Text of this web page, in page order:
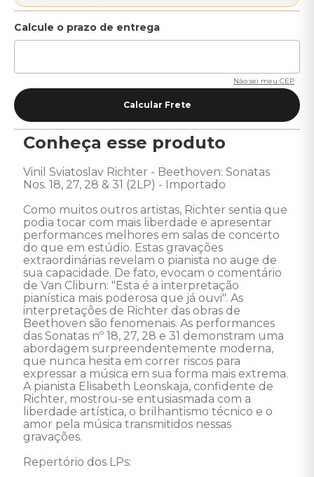
Não sei meu CEP
Conheça esse produto
Vinil Sviatoslav Richter - Beethoven: Sonatas
Nos. 18, 27, 28 & 31 (2LP) - Importado
Como muitos outros artistas, Richter sentia que
podia tocar com mais liberdade e apresentar
performances melhores em salas de concerto
do que em estúdio. Estas gravações
extraordinárias revelam o pianista no auge de
sua capacidade. De fato, evocam o comentário
de Van Cliburn: "Esta é a interpretação
pianística mais poderosa que já ouvi". As
interpretações de Richter das obras de
Beethoven são fenomenais. As performances
das Sonatas nº 18, 27, 28 e 31 demonstram uma
abordagem surpreendentemente moderna,
que nunca hesita em correr riscos para
expressar a música em sua forma mais extrema.
A pianista Elisabeth Leonskaja, confidente de
Richter, mostrou-se entusiasmada com a
liberdade artística, o brilhantismo técnico e o
amor pela música transmitidos nessas
gravações.
Repertório dos LPs: